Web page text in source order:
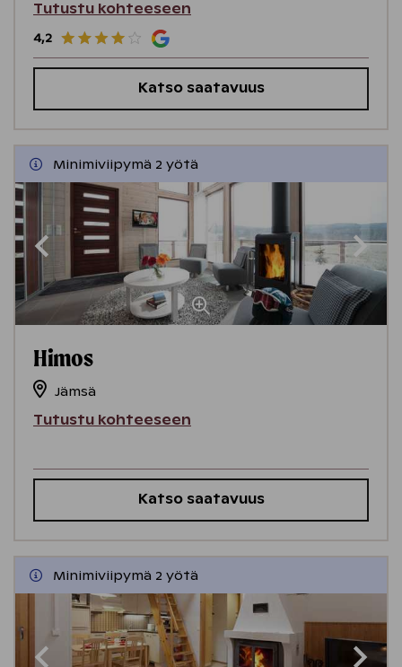
Tutustu kohteeseen
4,2
Katso saatavuus
Minimiviipymä 2 yötä
Himos
Jämsä
Tutustu kohteeseen
Katso saatavuus
Minimiviipymä 2 yötä